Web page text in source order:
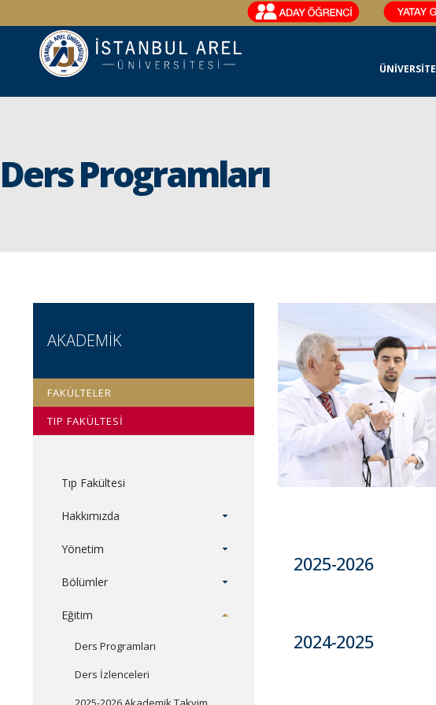
ÜNİVERSİTE
Ders Programları
AKADEMİK
FAKÜLTELER
TIP FAKÜLTESİ
Tıp Fakültesi
Hakkımızda
Yönetim
Bölümler
Eğitim
Ders Programları
Ders İzlenceleri
2025-2026
2024-2025